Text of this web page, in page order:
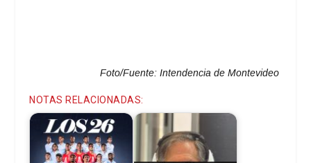
Foto/Fuente: Intendencia de Montevideo
NOTAS RELACIONADAS: